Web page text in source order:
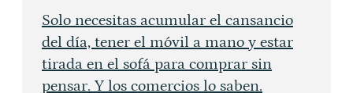
Solo necesitas acumular el cansancio
del día, tener el móvil a mano y estar
tirada en el sofá para comprar sin
pensar. Y los comercios lo saben.